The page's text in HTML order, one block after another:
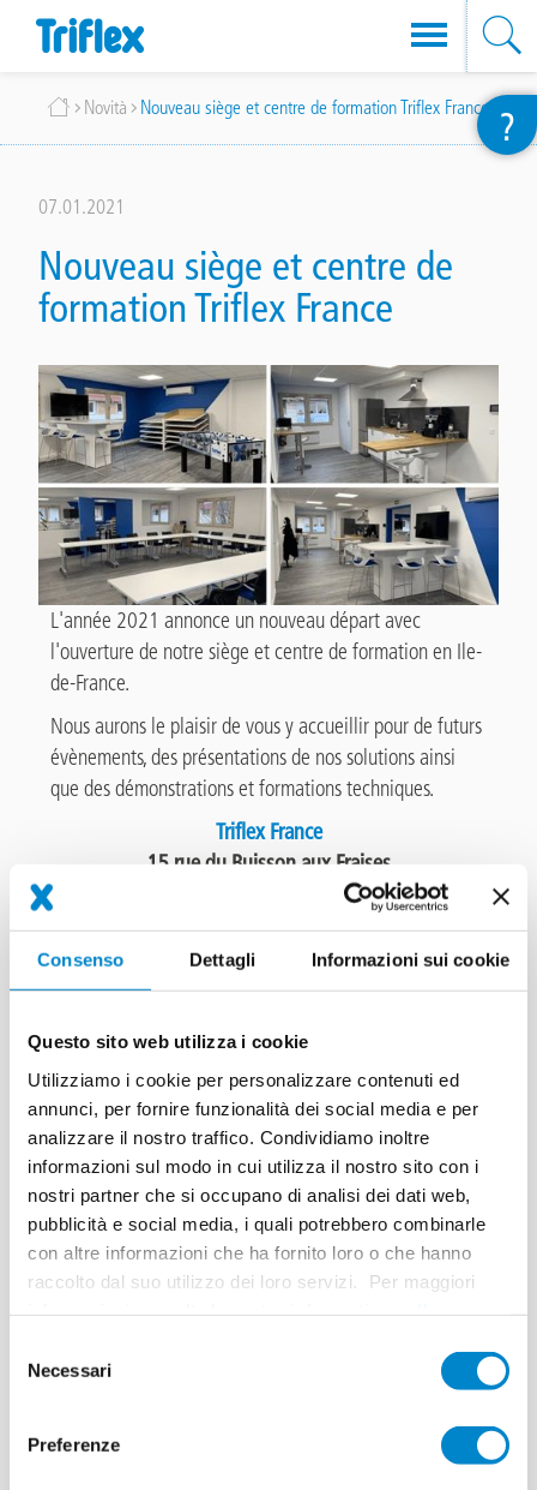
Consenso Dettagli Informazioni sui cookie
Questo sito web utilizza i cookie
Utilizziamo i cookie per personalizzare contenuti ed
annunci, per fornire funzionalità dei social media e per
analizzare il nostro traffico. Condividiamo inoltre
informazioni sul modo in cui utilizza il nostro sito con i
nostri partner che si occupano di analisi dei dati web,
pubblicità e social media, i quali potrebbero combinarle
con altre informazioni che ha fornito loro o che hanno
raccolto dal suo utilizzo dei loro servizi. Per maggiori
delNecessari
Preferenze
contenuto
Briciole
di
Novità Nouveau siège et centre de formation Triflex France
07.01.2021
Nouveau siège et centre de
formation Triflex France
L'année 2021 annonce un nouveau départ avec
l'ouverture de notre siège et centre de formation en Ile-
de-France.
Nous aurons le plaisir de vous y accueillir pour de futurs
évènements, des présentations de nos solutions ainsi
que des démonstrations et formations techniques.
Triflex France
15 rue du Buisson aux Fraises
91300 Massy
?